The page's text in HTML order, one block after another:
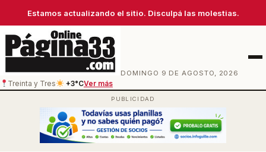
Estamos actualizando el sitio. Disculpá las molestias.
DOMINGO 9 DE AGOSTO, 2026
Treinta y Tres
+3°CVer más
Menú